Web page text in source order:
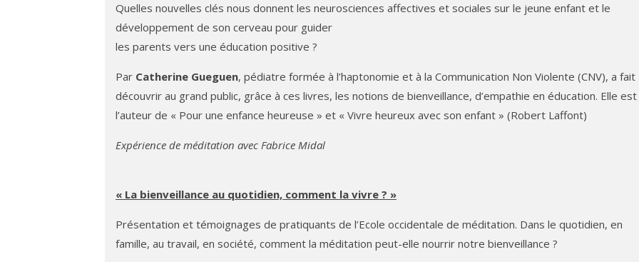
Quelles nouvelles clés nous donnent les neurosciences affectives et sociales sur le jeune enfant et le
développement de son cerveau pour guider
les parents vers une éducation positive ?
Par Catherine Gueguen, pédiatre formée à l’haptonomie et à la Communication Non Violente (CNV), a fait
découvrir au grand public, grâce à ces livres, les notions de bienveillance, d’empathie en éducation. Elle est
l’auteur de « Pour une enfance heureuse » et « Vivre heureux avec son enfant » (Robert Laffont)
Expérience de méditation avec Fabrice Midal
« La bienveillance au quotidien, comment la vivre ? »
Présentation et témoignages de pratiquants de l’Ecole occidentale de méditation. Dans le quotidien, en
famille, au travail, en société, comment la méditation peut-elle nourrir notre bienveillance ?